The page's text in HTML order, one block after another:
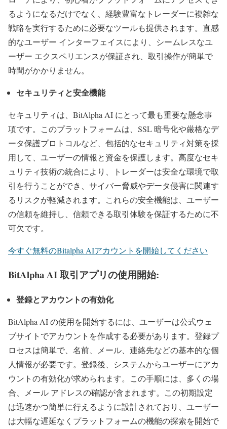
るようになるだけでなく、経験豊富なトレーダーに複雑な
戦略を実行するために必要なツールも提供されます。直感
的なユーザー インターフェイスにより、シームレスなユ
ーザー エクスペリエンスが保証され、取引操作が簡単で
時間がかかりません。
セキュリティと安全機能
セキュリティは、BitAlpha AI にとって最も重要な懸念事
項です。このプラットフォームは、SSL 暗号化や厳格なデ
ータ保護プロトコルなど、包括的なセキュリティ対策を採
用して、ユーザーの情報と資金を保護します。高度なセキ
ュリティ技術の統合により、トレーダーは安全な環境で取
引を行うことができ、サイバー脅威やデータ侵害に関連す
るリスクが軽減されます。これらの安全機能は、ユーザー
の信頼を維持し、信頼できる取引体験を保証するために不
可欠です。
今すぐ無料のBitalpha AIアカウントを開始してください
BitAlpha AI 取引アプリの使用開始:
登録とアカウントの有効化
BitAlpha AI の使用を開始するには、ユーザーは公式ウェ
ブサイトでアカウントを作成する必要があります。登録プ
ロセスは簡単で、名前、メール、連絡先などの基本的な個
人情報が必要です。登録後、システムからユーザーにアカ
ウントの有効化が求められます。この手順には、多くの場
合、メール アドレスの確認が含まれます。この初期設定
は迅速かつ簡単に行えるように設計されており、ユーザー
は大幅な遅延なくプラットフォームの機能の探索を開始で